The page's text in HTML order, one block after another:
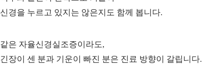
신경을 누르고 있지는 않은지도 함께 봅니다.
같은 자율신경실조증이라도,
긴장이 센 분과 기운이 빠진 분은 진료 방향이 갈립니다.